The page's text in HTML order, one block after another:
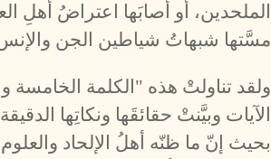
الملحدين، أو أصابَها اعتراضُ أهلِ
مسَّتها شبهاتُ شياطين الجن
ولقد تناولتْ هذه "الكلمة الخامسة
الآيات وبيَّنتْ حقائقَها ونكاتِها
بحيث إنّ ما ظنّه أهلُ الإلحاد